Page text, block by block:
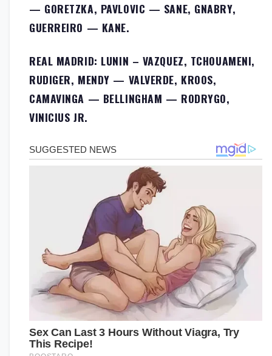
— GORETZKA, PAVLOVIC — SANE, GNABRY,
GUERREIRO — KANE.
REAL MADRID: LUNIN – VAZQUEZ, TCHOUAMENI,
RUDIGER, MENDY — VALVERDE, KROOS,
CAMAVINGA — BELLINGHAM — RODRYGO,
VINICIUS JR.